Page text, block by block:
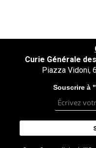
Curie Générale
Piazza Vidoni,
Souscrire à